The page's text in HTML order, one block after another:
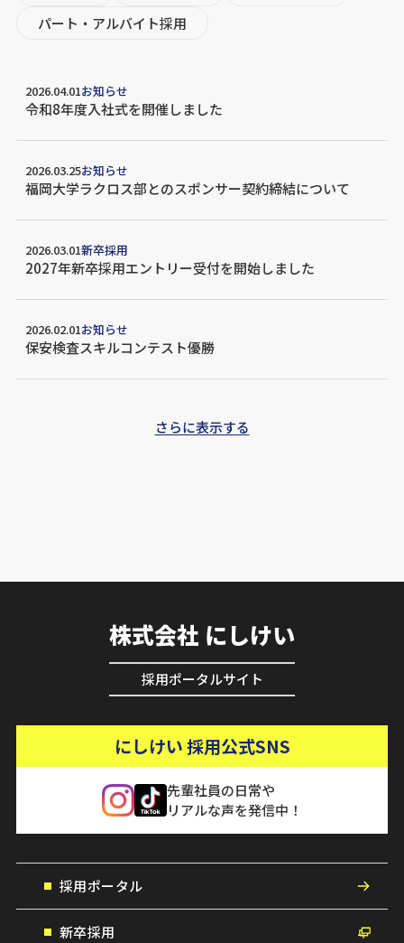
パート・アルバイト採用
2026.04.01お知らせ
令和8年度入社式を開催しました
2026.03.25お知らせ
福岡大学ラクロス部とのスポンサー契約締結について
2026.03.01新卒採用
2027年新卒採用エントリー受付を開始しました
2026.02.01お知らせ
保安検査スキルコンテスト優勝
さらに表示する
株式会社 にしけい
採用ポータルサイト
にしけい 採用公式SNS
先輩社員の日常や
リアルな声を発信中！
採用ポータル
新卒採用